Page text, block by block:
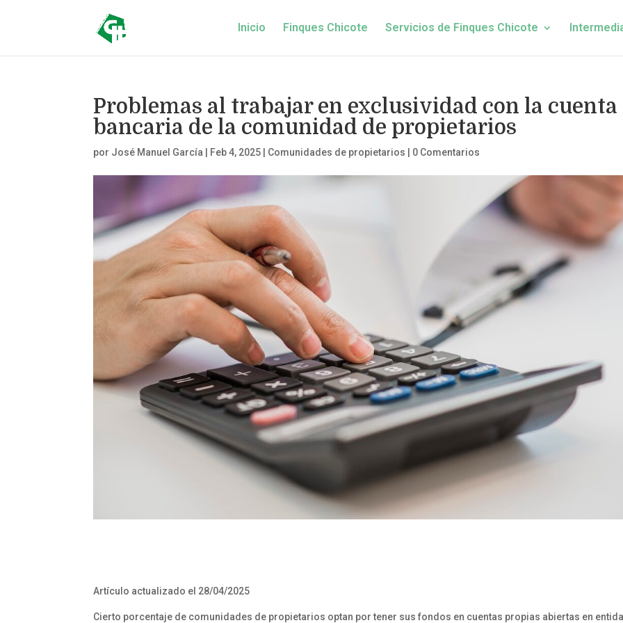
Inicio Finques Chicote Servicios de Finques Chicote
Problemas al trabajar en exclusividad con la cuenta
bancaria de la comunidad de propietarios
por José Manuel García Feb 4, 2025 Comunidades de propietarios 0 Comentarios
Artículo actualizado el 28/04/2025
Cierto porcentaje de comunidades de propietarios optan por tener sus fondos en cuentas propias abiertas en